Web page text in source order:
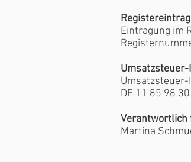
Eintragung im
Umsatzsteuer-
DE 11 85 98
Verantwortlich
Martina